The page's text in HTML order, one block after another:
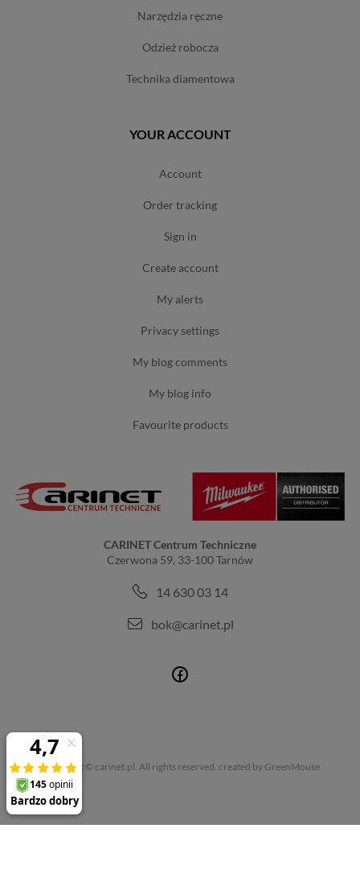
narzędzia ręczne
odzież robocza
technika diamentowa
YOUR ACCOUNT
account
order tracking
sign in
create account
my alerts
privacy settings
my blog comments
my blog info
favourite products
CARINET Centrum Techniczne
Czerwona 59, 33-100 Tarnów
14 630 03 14
bok@carinet.pl
Copyright © carinet.pl. All rights reserved. created by GreenMouse